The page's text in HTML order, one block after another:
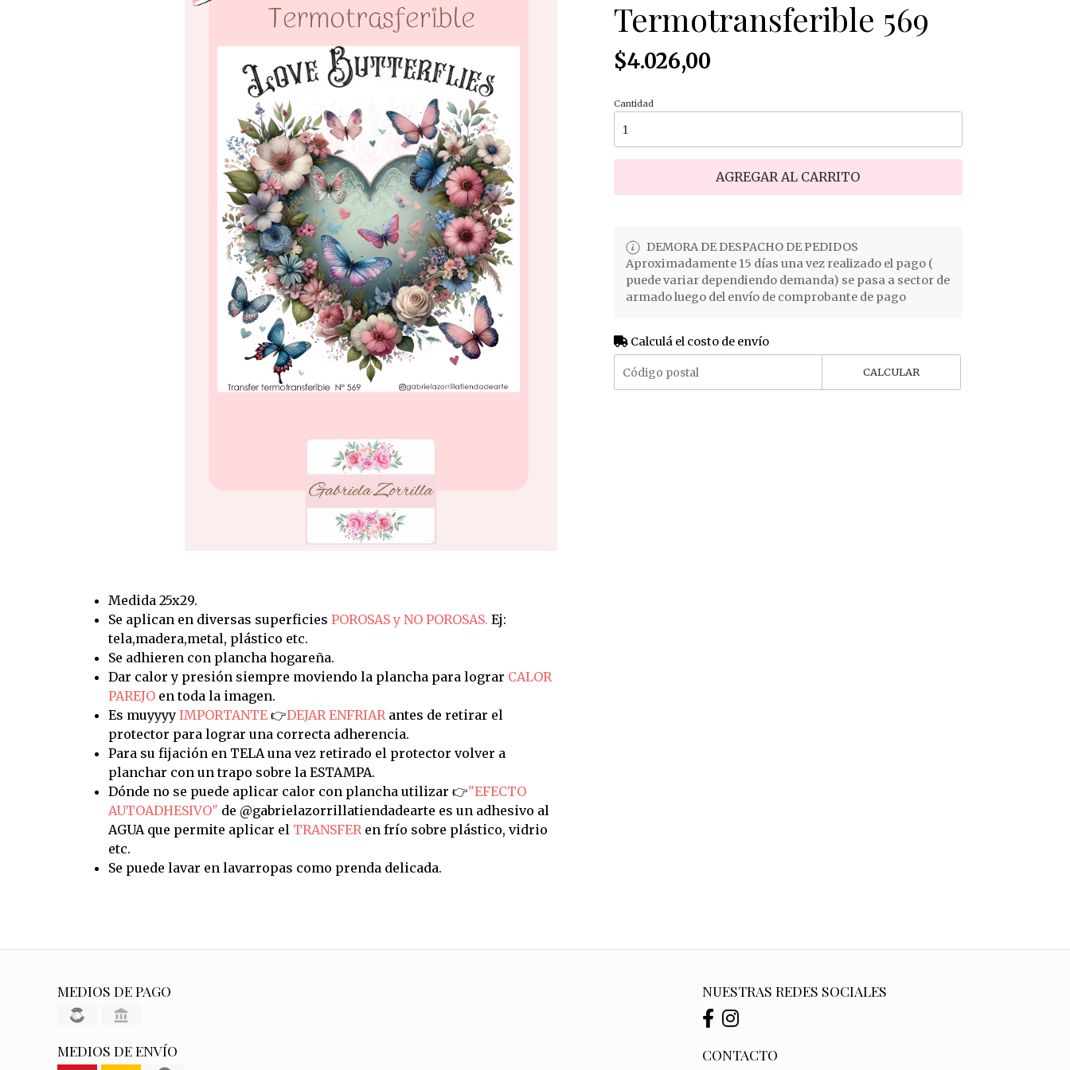
Medida 25x29.
Se aplican en diversas superficies POROSAS y NO POROSAS. Ej:
tela,madera,metal, plástico etc.
Se adhieren con plancha hogareña.
Dar calor y presión siempre moviendo la plancha para lograr CALOR
PAREJOen toda la imagen.
Es muyyyy IMPORTANTE👉DEJAR ENFRIARantes de retirar el
protector para lograr una correcta adherencia.
Para su fijación en TELA una vez retirado el protector volver a
planchar con un trapo sobre la ESTAMPA.
Dónde no se puede aplicar calor con plancha utilizar 👉"EFECTO
AUTOADHESIVO" de @gabrielazorrillatiendadearte es un adhesivo al
AGUA que permite aplicar el TRANSFERen frío sobre plástico, vidrio
etc.
Se puede lavar en lavarropas como prenda delicada.
Termotransferible 569
$4.026,00
Cantidad
AGREGAR AL CARRITO
DEMORA DE DESPACHO DE PEDIDOS
Aproximadamente 15 días una vez realizado el pago (
puede variar dependiendo demanda) se pasa a sector de
armado luego del envío de comprobante de pago
Calculá el costo de envío
CALCULAR
MEDIOS DE PAGO
MEDIOS DE ENVÍO
NUESTRAS REDES SOCIALES
CONTACTO